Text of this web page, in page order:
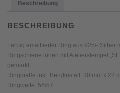
Silber,
56/57
Menge
Beschreibung
BESCHREIBUNG
Farbig emaillierter Ring aus 925/- Silber
Ringschiene innen mit Atelierstempel
gemarkt.
Ringmaße inkl. Bergkristall: 30 mm x 22
Ringweite: 56/57